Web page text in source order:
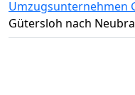
Umzugsunternehmen
Gütersloh nach